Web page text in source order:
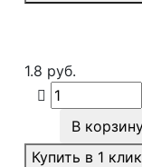
1.8 руб.
В
Купить в 1 клик